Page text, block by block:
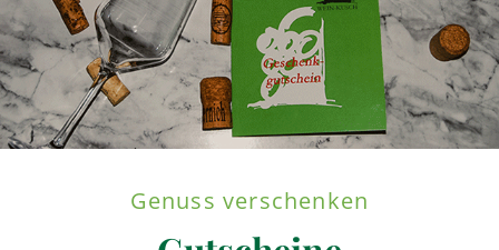
Genuss verschenken